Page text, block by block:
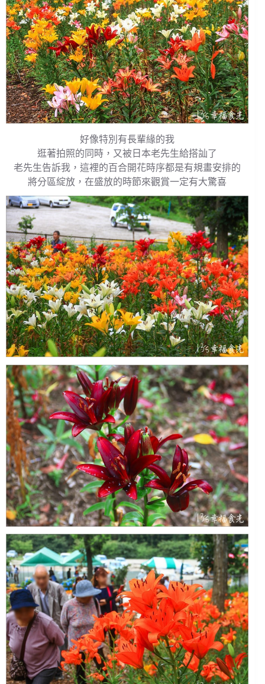
好像特別有長輩緣的我
逛著拍照的同時，又被日本老先生給搭訕了
老先生告訴我，這裡的百合開花時序都是有規畫安排的
將分區綻放，在盛放的時節來觀賞一定有大驚喜